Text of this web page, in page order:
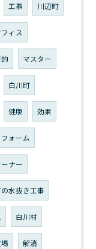
工事 川辺町
フィス
マスター
白川町
健康 効果
フォーム
ーナー
水抜き工事
白川村
解消